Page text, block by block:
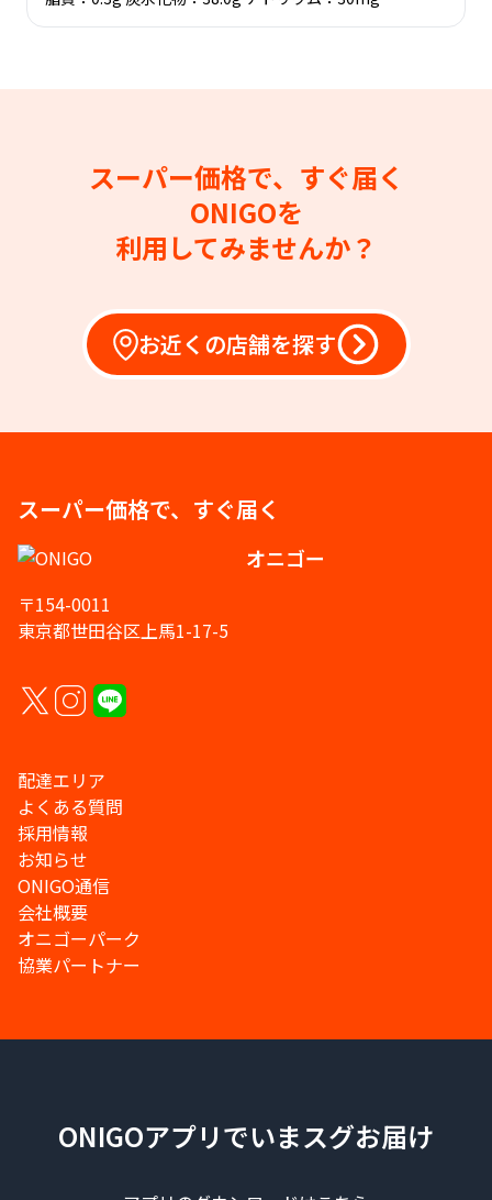
スーパー価格で、すぐ届く
ONIGOを
利用してみませんか？
お近くの店舗を探す
スーパー価格で、すぐ届く
オニゴー
〒154-0011
東京都世田谷区上馬1-17-5
配達エリア
よくある質問
採用情報
お知らせ
ONIGO通信
会社概要
オニゴーパーク
協業パートナー
ONIGOアプリでいまスグお届け